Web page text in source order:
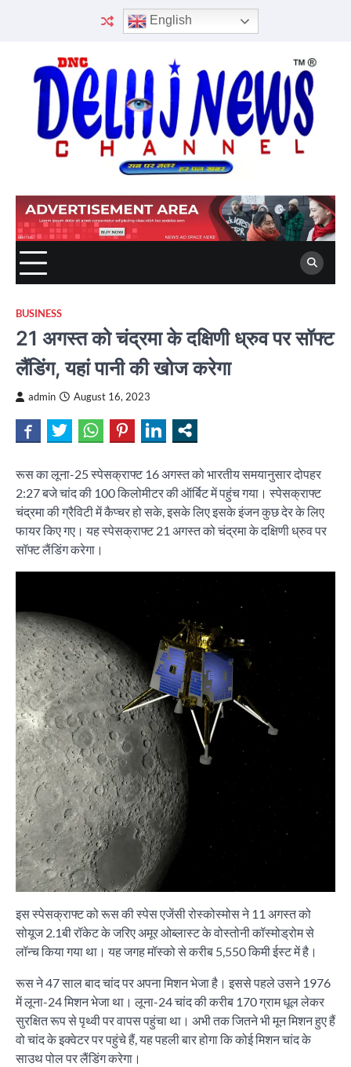
English
BUSINESS
21 अगस्त को चंद्रमा के दक्षिणी ध्रुव पर सॉफ्ट
लैंडिंग, यहां पानी की खोज करेगा
admin August 16, 2023
रूस का लूना-25 स्पेसक्राफ्ट 16 अगस्त को भारतीय समयानुसार दोपहर
2:27 बजे चांद की 100 किलोमीटर की ऑर्बिट में पहुंच गया। स्पेसक्राफ्ट
चंद्रमा की ग्रैविटी में कैप्चर हो सके, इसके लिए इसके इंजन कुछ देर के लिए
फायर किए गए। यह स्पेसक्राफ्ट 21 अगस्त को चंद्रमा के दक्षिणी ध्रुव पर
सॉफ्ट लैंडिंग करेगा।
इस स्पेसक्राफ्ट को रूस की स्पेस एजेंसी रोस्कोस्मोस ने 11 अगस्त को
सोयूज 2.1बी रॉकेट के जरिए अमूर ओब्लास्ट के वोस्तोनी कॉस्मोड्रोम से
लॉन्च किया गया था। यह जगह मॉस्को से करीब 5,550 किमी ईस्ट में है।
रूस ने 47 साल बाद चांद पर अपना मिशन भेजा है। इससे पहले उसने 1976
में लूना-24 मिशन भेजा था। लूना-24 चांद की करीब 170 ग्राम धूल लेकर
सुरक्षित रूप से पृथ्वी पर वापस पहुंचा था। अभी तक जितने भी मून मिशन हुए हैं
वो चांद के इक्वेटर पर पहुंचे हैं, यह पहली बार होगा कि कोई मिशन चांद के
साउथ पोल पर लैंडिंग करेगा।